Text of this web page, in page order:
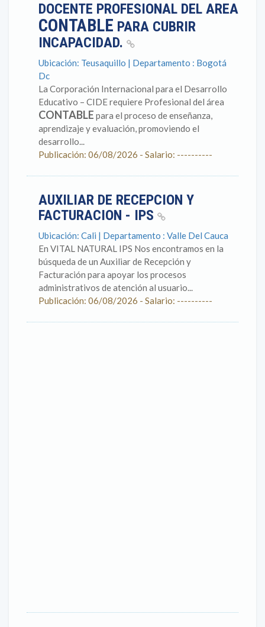
DOCENTE PROFESIONAL DEL AREA
CONTABLE PARA CUBRIR
INCAPACIDAD.
Ubicación: Teusaquillo | Departamento : Bogotá
Dc
La Corporación Internacional para el Desarrollo
Educativo – CIDE requiere Profesional del área
CONTABLE para el proceso de enseñanza,
aprendizaje y evaluación, promoviendo el
desarrollo...
Publicación: 06/08/2026 - Salario: ----------
AUXILIAR DE RECEPCION Y
FACTURACION - IPS
Ubicación: Cali | Departamento : Valle Del Cauca
En VITAL NATURAL IPS Nos encontramos en la
búsqueda de un Auxiliar de Recepción y
Facturación para apoyar los procesos
administrativos de atención al usuario...
Publicación: 06/08/2026 - Salario: ----------